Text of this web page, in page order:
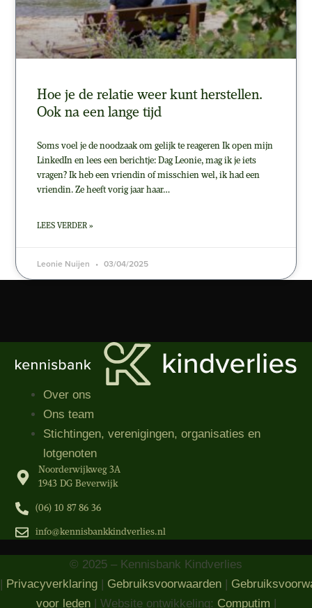
Hoe je de relatie weer kunt herstellen.
Ook na een lange tijd
Soms voel je de noodzaak om gelijk te reageren Ik open mijn
LinkedIn en lees een berichtje: Dag Leonie, mag ik je iets
vragen? Ik heb een vriendin of misschien wel, ik had een
vriendin. Ze heeft vorig jaar haar…
LEES VERDER »
Leonie Nuijen 03/04/2025
Over ons
Ons team
Stichtingen, verenigingen, organisaties​ en
lotgenoten
Noorderwijkweg 3A
1943 DG Beverwijk
(06) 10 87 86 36‬
info@kennisbankkindverlies.nl
© 2025 – Kennisbank Kindverlies
Privacyverklaring Gebruiksvoorwaarden
voor leden| Website ontwikkeling: Computim